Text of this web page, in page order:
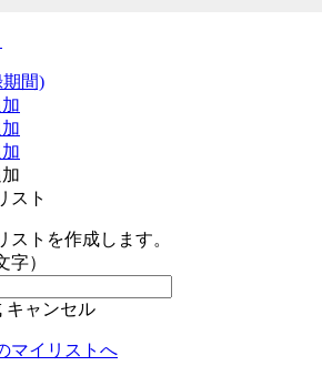
間)
スト
ストを作成します。
字）
キャンセル
マイリストへ